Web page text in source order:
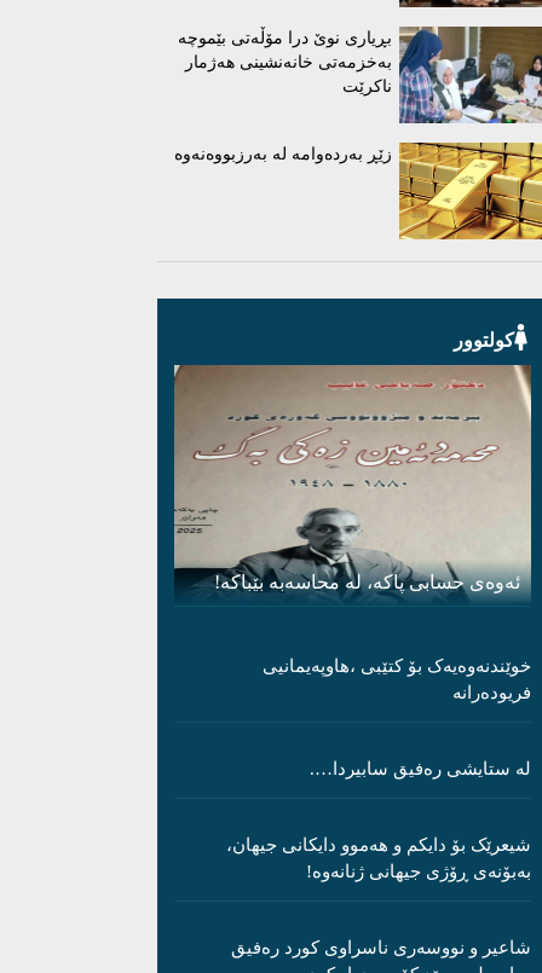
بڕیاری نوێ درا مۆڵەتی بێموچە
بەخزمەتی خانەنشینی هەژمار
ناکرێت
زێڕ بەردەوامە لە بەرزبووەنەوە
کولتوور
ئەوەی حسابی پاکە، لە محاسەبە بێباکە!
خوێندنەوەیەک بۆ کتێبی ،هاوپەیمانیی
فریودەرانە
لە ستایشی رەفیق سابیردا….
شیعرێک بۆ دایکم و ھەموو دایکانی جیھان،
بەبۆنەی ڕۆژی جیھانی ژنانەوە!
شاعیر و نووسەری ناسراوی کورد رەفیق